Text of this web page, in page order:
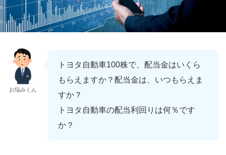
お悩みくん
トヨタ自動車100株で、配当金はいくら
もらえますか？配当金は、いつもらえま
すか？
トヨタ自動車の配当利回りは何％です
か？